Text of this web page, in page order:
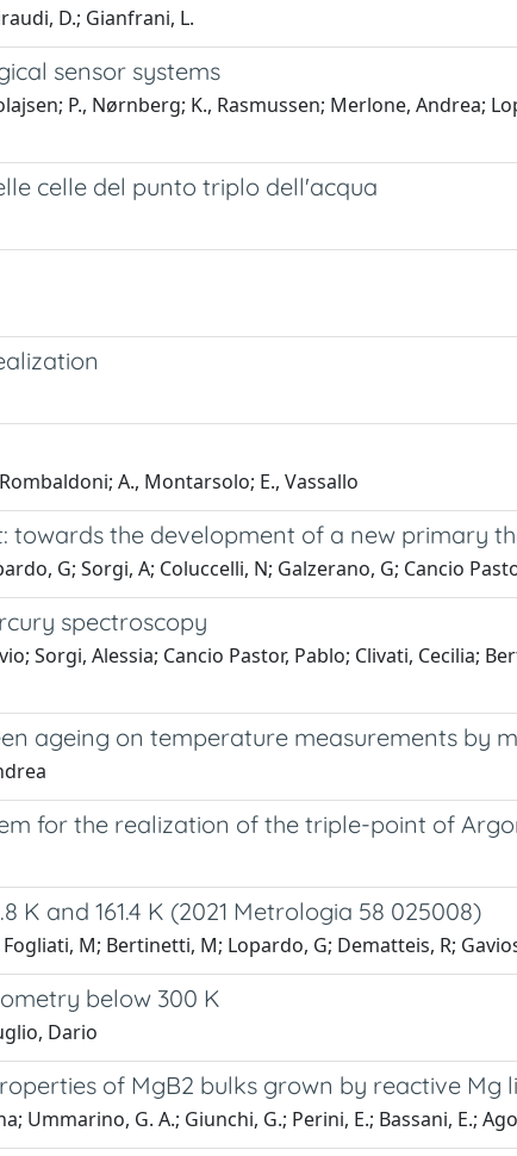
D.; Gianfrani, L.
sensor systems
P., Nørnberg; K., Rasmussen; Merlone, Andrea;
celle del punto triplo dell'acqua
A., Montarsolo; E., Vassallo
towards the development of a new primary
G; Sorgi, A; Coluccelli, N; Galzerano, G; Cancio
spectroscopy
Sorgi, Alessia; Cancio Pastor, Pablo; Clivati, Cecilia;
ageing on temperature measurements by
for the realization of the triple-point of
and 161.4 K (2021 Metrologia 58 025008)
M; Bertinetti, M; Lopardo, G; Dematteis, R;
below 300 K
Dario
of MgB2 bulks grown by reactive Mg
Ummarino, G. A.; Giunchi, G.; Perini, E.; Bassani, E.;